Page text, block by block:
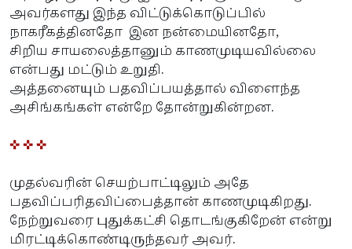
அவர்களது இந்த விட்டுக்கொடுப்பில்
நாகரீகத்தினதோ இன நன்மையினதோ,
சிறிய சாயலைத்தானும் காணமுடியவில்லை
என்பது மட்டும் உறுதி.
அத்தனையும் பதவிப்பயத்தால் விளைந்த
அசிங்கங்கள் என்றே தோன்றுகின்றன.
✜ ✜ ✜
முதல்வரின் செயற்பாட்டிலும் அதே
பதவிப்பரிதவிப்பைத்தான் காணமுடிகிறது.
நேற்றுவரை புதுக்கட்சி தொடங்குகிறேன் என்று
மிரட்டிக்கொண்டிருந்தவர் அவர்.